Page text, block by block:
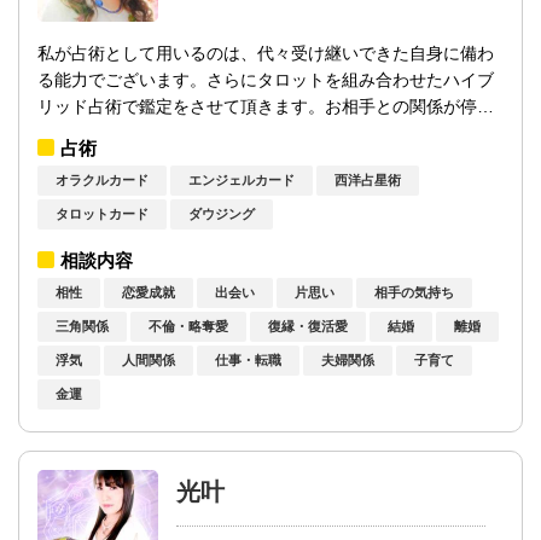
私が占術として用いるのは、代々受け継いできた自身に備わ
る能力でございます。さらにタロットを組み合わせたハイブ
リッド占術で鑑定をさせて頂きます。お相手との関係が停滞
占術
オラクルカード エンジェルカード 西洋占星術
タロットカード ダウジング
相談内容
相性 恋愛成就 出会い 片思い 相手の気持ち
三角関係 不倫・略奪愛 復縁・復活愛 結婚 離婚
浮気 人間関係 仕事・転職 夫婦関係 子育て
金運
光叶